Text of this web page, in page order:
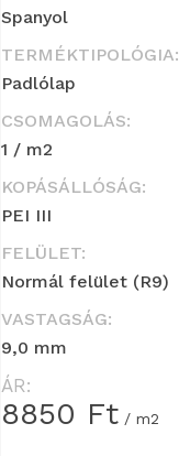
Spanyol
TERMÉKTIPOLÓGIA:
Padlólap
CSOMAGOLÁS:
1 / m2
KOPÁSÁLLÓSÁG:
PEI III
FELÜLET:
Normál felület (R9)
VASTAGSÁG:
9,0 mm
ÁR:
8850 Ft / m2